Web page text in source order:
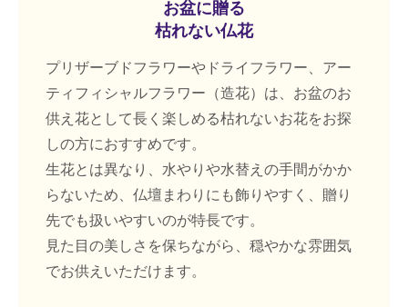
お盆に贈る
枯れない仏花
プリザーブドフラワーやドライフラワー、アー
ティフィシャルフラワー（造花）は、お盆のお
供え花として長く楽しめる枯れないお花をお探
しの方におすすめです。
生花とは異なり、水やりや水替えの手間がかか
らないため、仏壇まわりにも飾りやすく、贈り
先でも扱いやすいのが特長です。
見た目の美しさを保ちながら、穏やかな雰囲気
でお供えいただけます。